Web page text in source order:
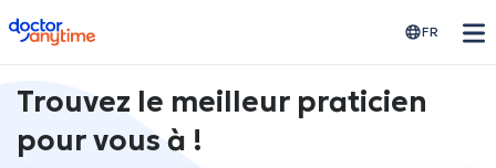
doctoranytime FR
Trouvez le meilleur praticien
pour vous à !